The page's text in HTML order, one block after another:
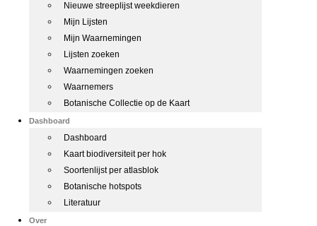
Nieuwe streeplijst weekdieren
Mijn Lijsten
Mijn Waarnemingen
Lijsten zoeken
Waarnemingen zoeken
Waarnemers
Botanische Collectie op de Kaart
Dashboard
Dashboard
Kaart biodiversiteit per hok
Soortenlijst per atlasblok
Botanische hotspots
Literatuur
Over